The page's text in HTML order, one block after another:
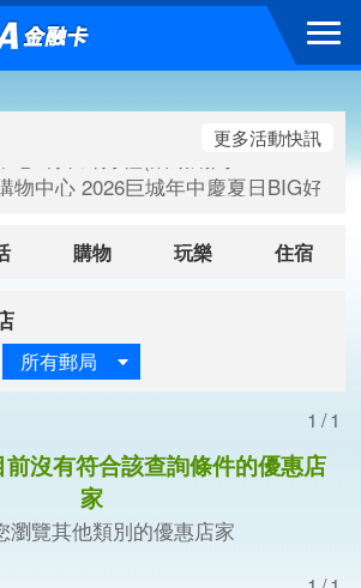
心 刷卡郵好禮(活動期間：115/08/07-
點東西第2波 刷卡郵好禮(活動期間：
心 刷卡郵好禮(活動期間：115/08/07-
物中心 2026巨城年中慶夏日BIG好刷(
更多活動快訊
購物 玩樂 住宿
所有郵局
1/1
沒有符合該查詢條件的優惠店
家
瀏覽其他類別的優惠店家